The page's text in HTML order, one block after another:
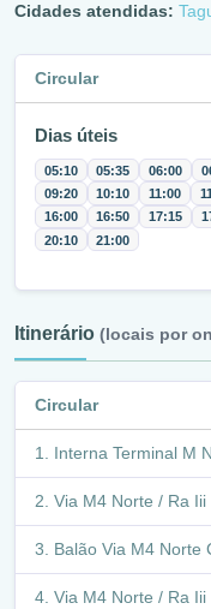
Cidades atendidas:
Circular
Dias úteis
05:10 05:35 06:00
09:20
10:10 11:00
16:00
16:50 17:15
20:10
21:00
Itinerário (locais por
Circular
Interna Terminal M
Via M4 Norte / Ra Iii
Balão Via M4 Norte
Via M4 Norte / Ra Iii